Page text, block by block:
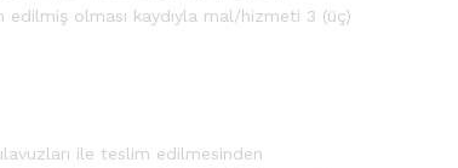
olması kaydıyla mal/hizmeti 3 (üç)
ile teslim edilmesinden